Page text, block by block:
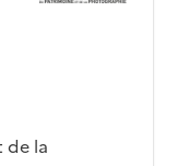
de la